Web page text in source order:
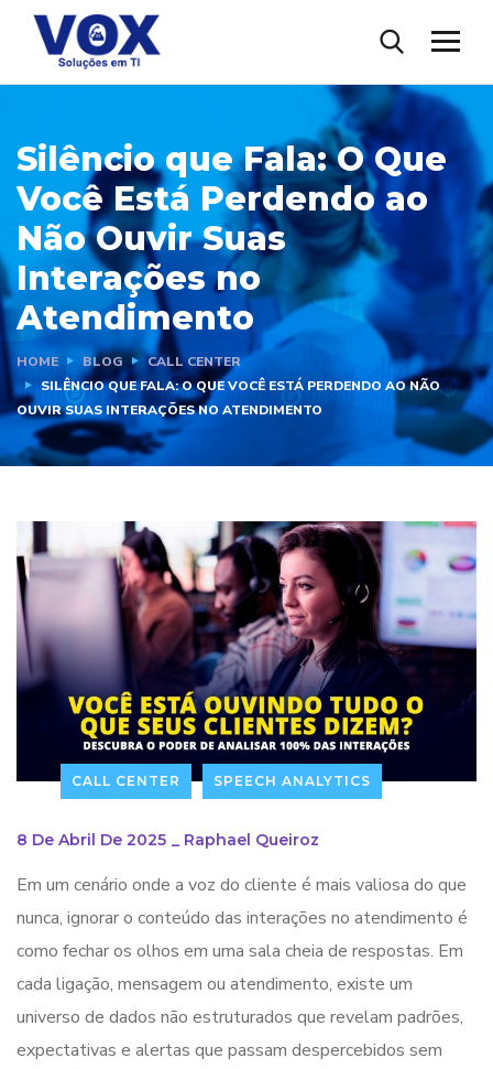
Silêncio que Fala: O Que
Você Está Perdendo ao
Não Ouvir Suas
Interações no
Atendimento
HOME BLOG
CALL CENTER
SILÊNCIO QUE FALA: O QUE VOCÊ ESTÁ PERDENDO AO NÃO
OUVIR SUAS INTERAÇÕES NO ATENDIMENTO
CALL CENTER SPEECH ANALYTICS
8 De Abril De 2025 Raphael Queiroz
Em um cenário onde a voz do cliente é mais valiosa do que
nunca, ignorar o conteúdo das interações no atendimento é
como fechar os olhos em uma sala cheia de respostas. Em
cada ligação, mensagem ou atendimento, existe um
universo de dados não estruturados que revelam padrões,
expectativas e alertas que passam despercebidos sem